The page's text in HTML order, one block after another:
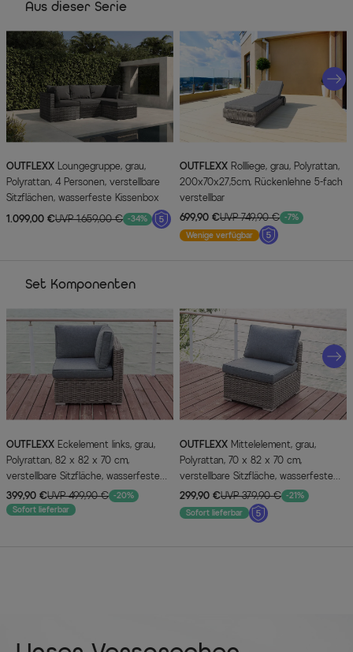
Aus dieser Serie
OUTFLEXX
Polyrattan, 4 Personen, verstellbare
Sitzflächen, wasserfeste Kissenbox
1.099,00 €UVP 1.659,00 € -34%
OUTFLEXX
200x70x27,5cm, Rückenlehne 5-fach
verstellbar
699,90 €UVP 749,90 € -7%
Wenige verfügbar
Set Komponenten
OUTFLEXX
Polyrattan, 82 x 82 x 70 cm,
verstellbare Sitzfläche, wasserfeste
Kissenbox
399,90 €UVP 499,90 € -20%
Sofort lieferbar
OUTFLEXX
Polyrattan, 70 x 82 x 70 cm,
verstellbare Sitzfläche, wasserfeste
Kissenbox
299,90 €UVP 379,90 € -21%
Sofort lieferbar